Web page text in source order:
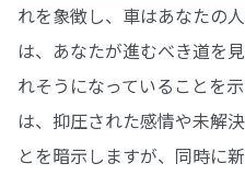
れを象徴し、車はあなたの
は、あなたが進むべき道を
れそうになっていることを
は、抑圧された感情や未解
とを暗示しますが、同時に